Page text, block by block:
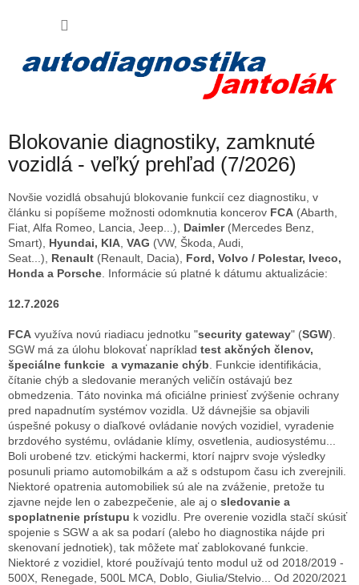
Blokovanie diagnostiky, zamknuté
vozidlá - veľký prehľad (7/2026)
Novšie vozidlá obsahujú blokovanie funkcií cez diagnostiku, v
článku si popíšeme možnosti odomknutia koncerov FCA (Abarth,
Fiat, Alfa Romeo, Lancia, Jeep...), Daimler (Mercedes Benz,
Smart), Hyundai, KIA VAG (VW, Škoda, Audi,
Seat...), Renault (Renault, Dacia), Ford, Volvo / Polestar, Iveco,
Honda a Porsche . Informácie sú platné k dátumu aktualizácie:
12.7.2026
FCA využíva novú riadiacu jednotku "security gateway" (SGW).
SGW má za úlohu blokovať napríklad test akčných členov,
špeciálne funkcie a vymazanie chýb . Funkcie identifikácia,
čítanie chýb a sledovanie meraných veličín ostávajú bez
obmedzenia. Táto novinka má oficiálne priniesť zvýšenie ochrany
pred napadnutím systémov vozidla. Už dávnejšie sa objavili
úspešné pokusy o diaľkové ovládanie nových vozidiel, vyradenie
brzdového systému, ovládanie klímy, osvetlenia, audiosystému...
Boli urobené tzv. etickými hackermi, ktorí najprv svoje výsledky
posunuli priamo automobilkám a až s odstupom času ich zverejnili.
Niektoré opatrenia automobiliek sú ale na zváženie, pretože tu
zjavne nejde len o zabezpečenie, ale aj o sledovanie a
spoplatnenie prístupu k vozidlu. Pre overenie vozidla stačí skúsiť
spojenie s SGW a ak sa podarí (alebo ho diagnostika nájde pri
skenovaní jednotiek), tak môžete mať zablokované funkcie.
Niektoré z vozidiel, ktoré používajú tento modul už od 2018/2019 -
500X, Renegade, 500L MCA, Doblo, Giulia/Stelvio... Od 2020/2021
Virtuálny AI asistent